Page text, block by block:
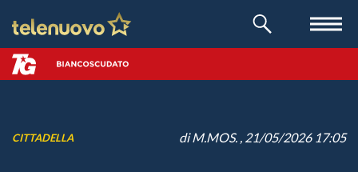
CITTADELLA diM.MOS. , 21/05/2026 17:05